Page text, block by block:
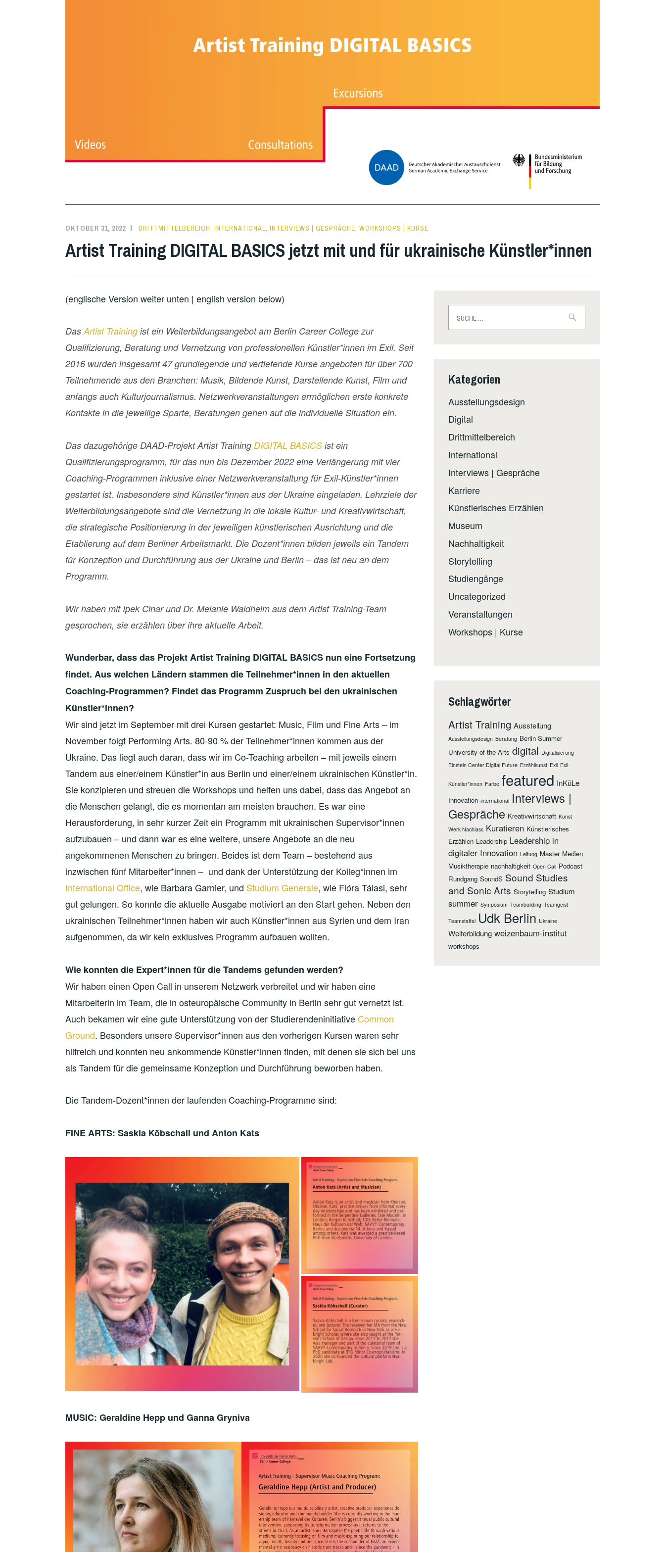
OKTOBER 31, 2022 DRITTMITTELBEREICH, INTERNATIONAL, INTERVIEWS | GESPRÄCHE, WORKSHOPS | KURSE
Artist Training DIGITAL BASICS jetzt mit und für ukrainische Künstler*innen
(englische Version weiter unten | english version below)
DasArtist Training ist ein Weiterbildungsangebot am Berlin Career College zur
Qualifizierung, Beratung und Vernetzung von professionellen Künstler*innen im Exil. Seit
2016 wurden insgesamt 47 grundlegende und vertiefende Kurse angeboten für über 700
Teilnehmende aus den Branchen: Musik, Bildende Kunst, Darstellende Kunst, Film und
anfangs auch Kulturjournalismus. Netzwerkveranstaltungen ermöglichen erste konkrete
Kontakte in die jeweilige Sparte, Beratungen gehen auf die individuelle Situation ein.
Das dazugehörige DAAD-Projekt Artist Training DIGITAL BASICS ist ein
Qualifizierungsprogramm, für das nun bis Dezember 2022 eine Verlängerung mit vier
Coaching-Programmen inklusive einer Netzwerkveranstaltung für Exil-Künstler*innen
gestartet ist. Insbesondere sind Künstler*innen aus der Ukraine eingeladen. Lehrziele der
Weiterbildungsangebote sind die Vernetzung in die lokale Kultur- und Kreativwirtschaft,
die strategische Positionierung in der jeweiligen künstlerischen Ausrichtung und die
Etablierung auf dem Berliner Arbeitsmarkt. Die Dozent*innen bilden jeweils ein Tandem
für Konzeption und Durchführung aus der Ukraine und Berlin – das ist neu an dem
Programm.
Wir haben mit Ipek Cinar und Dr. Melanie Waldheim aus dem Artist Training-Team
gesprochen, sie erzählen über ihre aktuelle Arbeit.
Wunderbar, dass das Projekt Artist Training DIGITAL BASICS nun eine Fortsetzung
findet. Aus welchen Ländern stammen die Teilnehmer*innen in den aktuellen
Coaching-Programmen? Findet das Programm Zuspruch bei den ukrainischen
Künstler*innen?
Wir sind jetzt im September mit drei Kursen gestartet: Music, Film und Fine Arts – im
November folgt Performing Arts. 80-90 % der Teilnehmer*innen kommen aus der
Ukraine. Das liegt auch daran, dass wir im Co-Teaching arbeiten – mit jeweils einem
Tandem aus einer/einem Künstler*in aus Berlin und einer/einem ukrainischen Künstler*in.
Sie konzipieren und streuen die Workshops und helfen uns dabei, dass das Angebot an
die Menschen gelangt, die es momentan am meisten brauchen. Es war eine
Herausforderung, in sehr kurzer Zeit ein Programm mit ukrainischen Supervisor*innen
aufzubauen – und dann war es eine weitere, unsere Angebote an die neu
angekommenen Menschen zu bringen. Beides ist dem Team – bestehend aus
inzwischen fünf Mitarbeiter*innen – und dank der Unterstützung der Kolleg*innen im
International Office, wie Barbara Garnier, und Studium Generale, wie Flóra Tálasi, sehr
gut gelungen. So konnte die aktuelle Ausgabe motiviert an den Start gehen. Neben den
ukrainischen Teilnehmer*innen haben wir auch Künstler*innen aus Syrien und dem Iran
aufgenommen, da wir kein exklusives Programm aufbauen wollten.
Wie konnten die Expert*innen für die Tandems gefunden werden?
Wir haben einen Open Call in unserem Netzwerk verbreitet und wir haben eine
Mitarbeiterin im Team, die in osteuropäische Community in Berlin sehr gut vernetzt ist.
Auch bekamen wir eine gute Unterstützung von der Studierendeninitiative Common
Ground. Besonders unsere Supervisor*innen aus den vorherigen Kursen waren sehr
hilfreich und konnten neu ankommende Künstler*innen finden, mit denen sie sich bei uns
als Tandem für die gemeinsame Konzeption und Durchführung beworben haben.
Die Tandem-Dozent*innen der laufenden Coaching-Programme sind:
FINE ARTS: Saskia Köbschall und Anton Kats
MUSIC: Geraldine Hepp und Ganna Gryniva
nach:
Kategorien
Ausstellungsdesign
Digital
Drittmittelbereich
International
Interviews | Gespräche
Karriere
Künstlerisches Erzählen
Museum
Nachhaltigkeit
Storytelling
Studiengänge
Uncategorized
Veranstaltungen
Workshops | Kurse
Schlagwörter
Artist Training Ausstellung
Ausstellungsdesign Beratung Berlin Summer
University of the Arts digital Digitalisierung
Einstein Center Digital Future Erzählkunst Exil Exil-
Künstler*innen Farbe featured InKüLe
Innovation international Interviews |
Gespräche Kreativwirtschaft Kunst
Werk Nachlass Kuratieren Künstlerisches
Erzählen Leadership Leadership in
digitaler Innovation Leitung Master Medien
Musiktherapie nachhaltigkeit Open Call Podcast
Rundgang SoundS Sound Studies
and Sonic Arts Storytelling Studium
summer Symposium Teambuilding Teamgeist
Teamstaffel Udk Berlin Ukraine
Weiterbildung weizenbaum-institut
workshops